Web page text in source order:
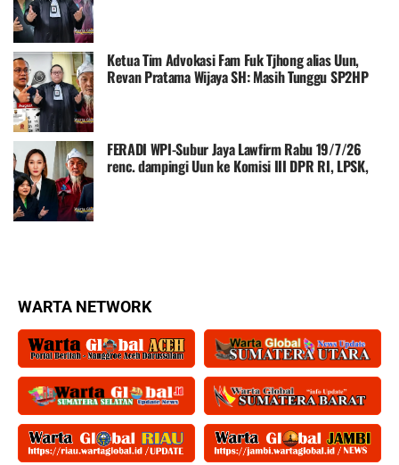
Ketua Tim Advokasi Fam Fuk Tjhong alias Uun,
Revan Pratama Wijaya SH: Masih Tunggu SP2HP
FERADI WPI-Subur Jaya Lawfirm Rabu 19/7/26
renc. dampingi Uun ke Komisi III DPR RI, LPSK,
Kompolnas dan Propam Mabes Polri
WARTA NETWORK